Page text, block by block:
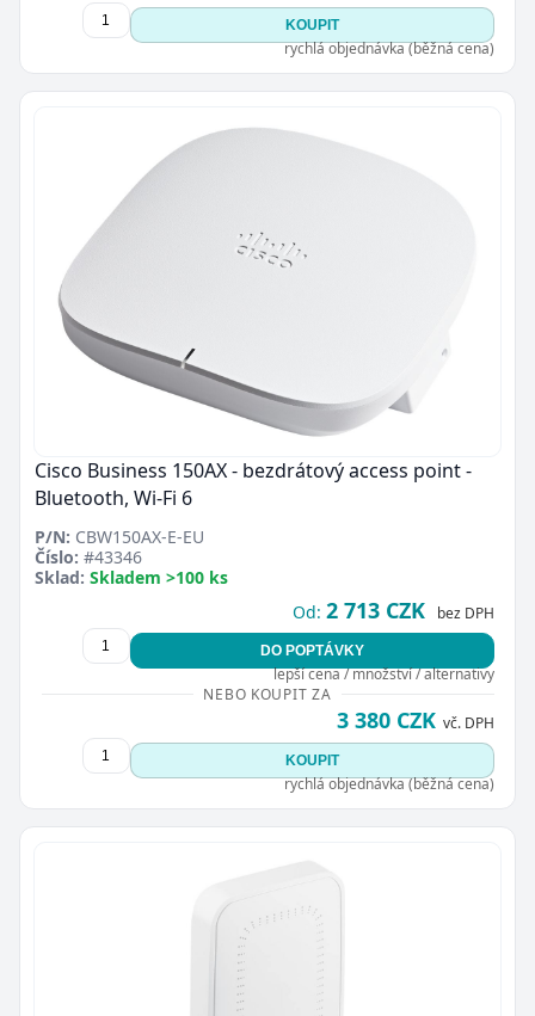
KOUPIT
rychlá objednávka (běžná cena)
Cisco Business 150AX - bezdrátový access point -
Bluetooth, Wi-Fi 6
P/N: CBW150AX-E-EU
Číslo: #43346
Sklad: Skladem >100 ks
Od: 2 713 CZK bez DPH
DO POPTÁVKY
lepší cena / množství / alternativy
NEBO KOUPIT ZA
3 380 CZK vč. DPH
KOUPIT
rychlá objednávka (běžná cena)